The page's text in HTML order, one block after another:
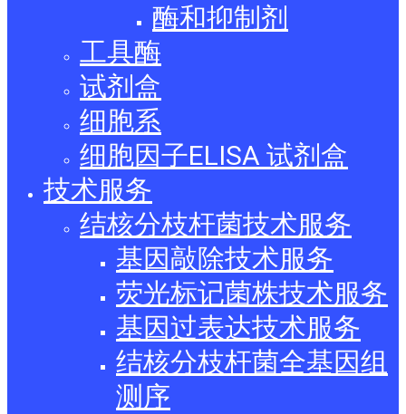
酶和抑制剂
工具酶
试剂盒
细胞系
细胞因子ELISA 试剂盒
技术服务
结核分枝杆菌技术服务
基因敲除技术服务
荧光标记菌株技术服务
基因过表达技术服务
结核分枝杆菌全基因组
测序